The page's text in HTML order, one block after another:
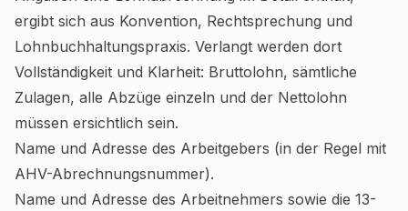
ergibt sich aus Konvention, Rechtsprechung und
Lohnbuchhaltungspraxis. Verlangt werden dort
Vollständigkeit und Klarheit: Bruttolohn, sämtliche
Zulagen, alle Abzüge einzeln und der Nettolohn
müssen ersichtlich sein.
Name und Adresse des Arbeitgebers (in der Regel mit
AHV-Abrechnungsnummer).
Name und Adresse des Arbeitnehmers sowie die 13-